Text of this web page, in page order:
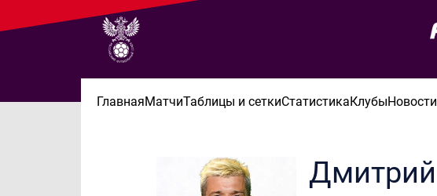
ГлавнаяМатчиТаблицы и сеткиСтатистикаКлубыНовости
Дмитрий